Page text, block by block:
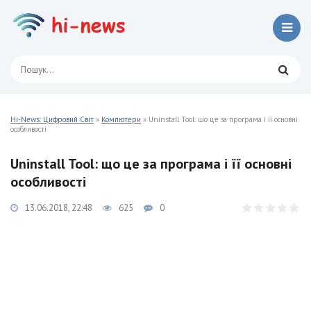
Hi-News: Цифровий Світ » Компютери » Uninstall Tool: що це за програма і її основні
особливості
Uninstall Tool: що це за програма і її основні
особливості
13.06.2018, 22:48 625 0